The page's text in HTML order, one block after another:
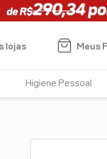
lojas
Meus
Higiene Pessoal